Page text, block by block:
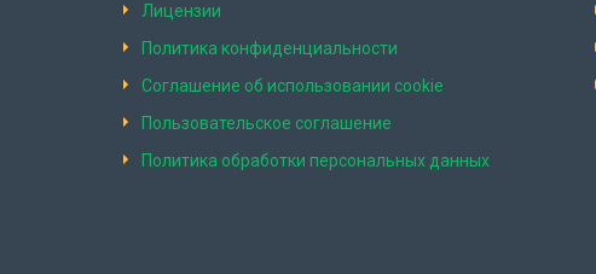
Лицензии
Политика конфиденциальности
Соглашение об использовании cookie
Пользовательское соглашение
Политика обработки персональных данных